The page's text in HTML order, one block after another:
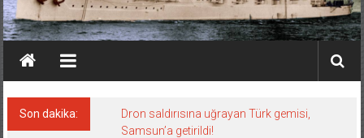
Son dakika:
Dron saldırısına uğrayan Türk gemisi,
Samsun’a getirildi!